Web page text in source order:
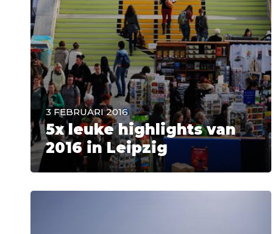
3 FEBRUARI 2016
5x leuke highlights van
2016 in Leipzig